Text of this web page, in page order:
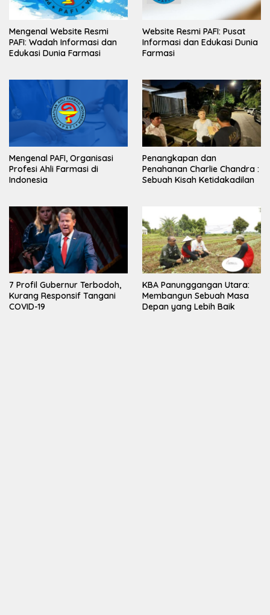
Mengenal Website Resmi
PAFI: Wadah Informasi dan
Edukasi Dunia Farmasi
Website Resmi PAFI: Pusat
Informasi dan Edukasi Dunia
Farmasi
Mengenal PAFI, Organisasi
Profesi Ahli Farmasi di
Indonesia
Penangkapan dan
Penahanan Charlie Chandra :
Sebuah Kisah Ketidakadilan
7 Profil Gubernur Terbodoh,
Kurang Responsif Tangani
COVID-19
KBA Panunggangan Utara:
Membangun Sebuah Masa
Depan yang Lebih Baik